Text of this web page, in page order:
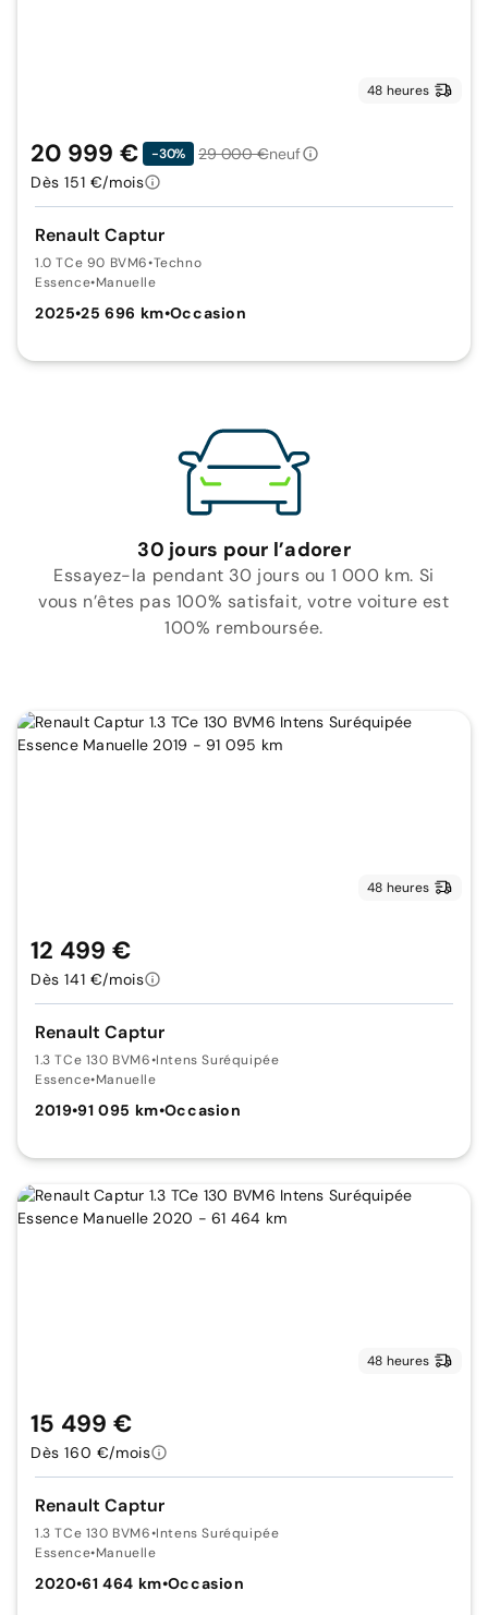
48 heures
Renault Captur
1.0 TCe 90 BVM6•Techno
Essence•Manuelle
2025•25 696 km•Occasion
20 999 € -30% 29 000 €neuf
Dès 151 €/mois
30 jours pour l’adorer
Essayez-la pendant 30 jours ou 1 000 km. Si
vous n’êtes pas 100% satisfait, votre voiture est
100% remboursée.
48 heures
Renault Captur
1.3 TCe 130 BVM6•Intens Suréquipée
Essence•Manuelle
2019•91 095 km•Occasion
12 499 €
Dès 141 €/mois
48 heures
Renault Captur
1.3 TCe 130 BVM6•Intens Suréquipée
Essence•Manuelle
2020•61 464 km•Occasion
15 499 €
Dès 160 €/mois